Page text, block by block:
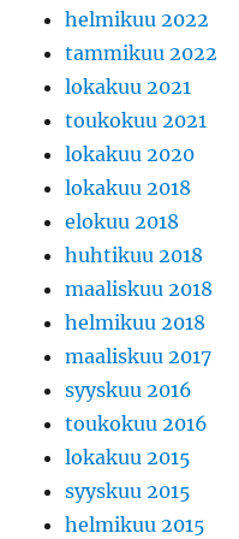
helmikuu 2022
tammikuu 2022
lokakuu 2021
toukokuu 2021
lokakuu 2020
lokakuu 2018
elokuu 2018
huhtikuu 2018
maaliskuu 2018
helmikuu 2018
maaliskuu 2017
syyskuu 2016
toukokuu 2016
lokakuu 2015
syyskuu 2015
helmikuu 2015